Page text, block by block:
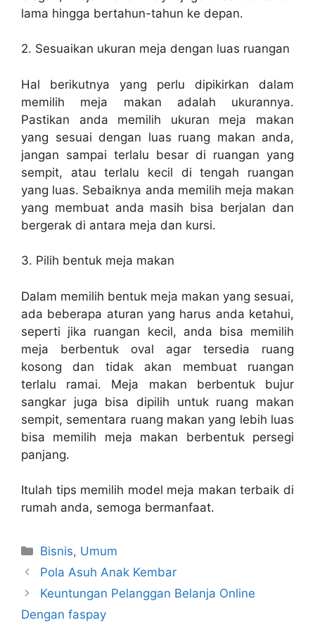
lama hingga bertahun-tahun ke depan.
2. Sesuaikan ukuran meja dengan luas ruangan
Hal berikutnya yang perlu dipikirkan dalam
memilih meja makan adalah ukurannya.
Pastikan anda memilih ukuran meja makan
yang sesuai dengan luas ruang makan anda,
jangan sampai terlalu besar di ruangan yang
sempit, atau terlalu kecil di tengah ruangan
yang luas. Sebaiknya anda memilih meja makan
yang membuat anda masih bisa berjalan dan
bergerak di antara meja dan kursi.
3. Pilih bentuk meja makan
Dalam memilih bentuk meja makan yang sesuai,
ada beberapa aturan yang harus anda ketahui,
seperti jika ruangan kecil, anda bisa memilih
meja berbentuk oval agar tersedia ruang
kosong dan tidak akan membuat ruangan
terlalu ramai. Meja makan berbentuk bujur
sangkar juga bisa dipilih untuk ruang makan
sempit, sementara ruang makan yang lebih luas
bisa memilih meja makan berbentuk persegi
panjang.
Itulah tips memilih model meja makan terbaik di
rumah anda, semoga bermanfaat.
Kategori
Bisnis, Umum
Pola Asuh Anak Kembar
Keuntungan Pelanggan Belanja Online
Dengan faspay